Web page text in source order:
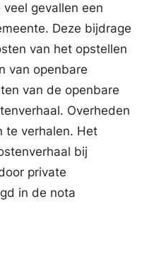
gevallen een
Deze bijdrage
van het opstellen
van openbare
van de openbare
Overheden
te verhalen. Het
bij
private
in de nota